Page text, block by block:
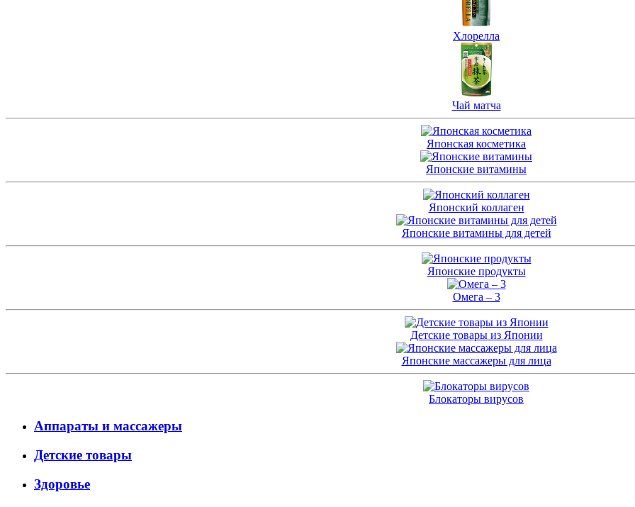
Хлорелла
Чай матча
Японская косметика
Японские витамины
Японский коллаген
Японские витамины для детей
Японские продукты
Омега – 3
Детские товары из Японии
Японские массажеры для лица
Блокаторы вирусов
Аппараты и массажеры
Детские товары
Здоровье